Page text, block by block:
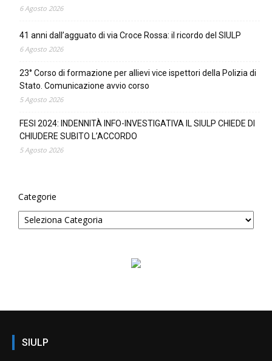
6 Agosto 2026
41 anni dall’agguato di via Croce Rossa: il ricordo del SIULP
6 Agosto 2026
23° Corso di formazione per allievi vice ispettori della Polizia di
Stato. Comunicazione avvio corso
5 Agosto 2026
FESI 2024: INDENNITÀ INFO-INVESTIGATIVA IL SIULP CHIEDE DI
CHIUDERE SUBITO L’ACCORDO
5 Agosto 2026
Categorie
SIULP